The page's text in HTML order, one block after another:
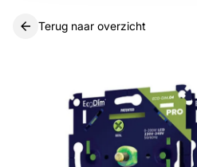
Terug naar overzicht